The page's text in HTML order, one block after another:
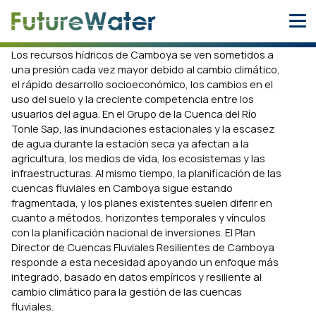
Los recursos hídricos de Camboya se ven sometidos a
una presión cada vez mayor debido al cambio climático,
el rápido desarrollo socioeconómico, los cambios en el
uso del suelo y la creciente competencia entre los
usuarios del agua. En el Grupo de la Cuenca del Río
Tonle Sap, las inundaciones estacionales y la escasez
de agua durante la estación seca ya afectan a la
agricultura, los medios de vida, los ecosistemas y las
infraestructuras. Al mismo tiempo, la planificación de las
cuencas fluviales en Camboya sigue estando
fragmentada, y los planes existentes suelen diferir en
cuanto a métodos, horizontes temporales y vínculos
con la planificación nacional de inversiones. El Plan
Director de Cuencas Fluviales Resilientes de Camboya
responde a esta necesidad apoyando un enfoque más
integrado, basado en datos empíricos y resiliente al
cambio climático para la gestión de las cuencas
fluviales.